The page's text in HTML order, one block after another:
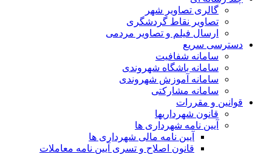
گالری تصاویر شهر
تصاویر نقاط گردشگری
ارسال فیلم و تصاویر مردمی
سریع
سامانه شفافیت
سامانه باشگاه شهروندی
سامانه آموزش شهروندی
سامانه مشارکتی
و مقررات
قانون شهرداریها
آیین نامه شهرداری ها
آیین نامه مالی شهرداری ها
قانون اصلاح و تسری آیین نامه معاملات